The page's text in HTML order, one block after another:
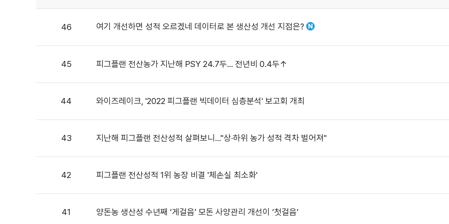
46 여기 개선하면 성적 오르겠네 데이터로 본 생산성 개선 지점은?
45 피그플랜 전산농가 지난해 PSY 24.7두… 전년비 0.4두↑
44 와이즈레이크, '2022 피그플랜 빅데이터 심층분석' 보고회 개최
43 지난해 피그플랜 전산성적 살펴보니…"상·하위 농가 성적 격차 벌어져"
42 피그플랜 전산성적 1위 농장 비결 '체손실 최소화'
41 양돈농 생산성 수년째 ‘게걸음’ 모돈 사양관리 개선이 ‘첫걸음’